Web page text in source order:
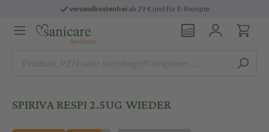
versandkostenfreiab 29 € und für E-Rezepte
SPIRIVA RESPI 2.5UG WIEDER